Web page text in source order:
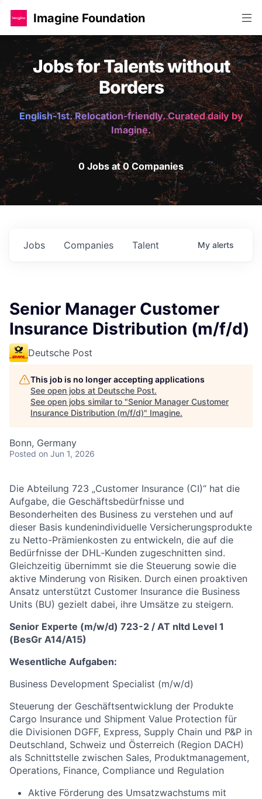
Imagine Foundation
Jobs for Talents without
Borders
English-1st. Relocation-friendly. Curated daily by
Imagine.
0 Jobs at 0 Companies
Jobs Companies Talent My alerts
Senior Manager Customer
Insurance Distribution (m/f/d)
Deutsche Post
This job is no longer accepting applications
See open jobs at Deutsche Post.
See open jobs similar to "Senior Manager Customer
Insurance Distribution (m/f/d)" Imagine.
Bonn, Germany
Posted on Jun 1, 2026
Die Abteilung 723 „Customer Insurance (CI)“ hat die
Aufgabe, die Geschäftsbedürfnisse und
Besonderheiten des Business zu verstehen und auf
dieser Basis kundenindividuelle Versicherungsprodukte
zu Netto-Prämienkosten zu entwickeln, die auf die
Bedürfnisse der DHL‑Kunden zugeschnitten sind.
Gleichzeitig übernimmt sie die Steuerung sowie die
aktive Minderung von Risiken. Durch einen proaktiven
Ansatz unterstützt Customer Insurance die Business
Units (BU) gezielt dabei, ihre Umsätze zu steigern.
Senior Experte (m/w/d) 723-2 / AT nltd Level 1
(BesGr A14/A15)
Wesentliche Aufgaben:
Business Development Specialist (m/w/d)
Steuerung der Geschäftsentwicklung der Produkte
Cargo Insurance und Shipment Value Protection für
die Divisionen DGFF, Express, Supply Chain und P&P in
Deutschland, Schweiz und Österreich (Region DACH)
als Schnittstelle zwischen Sales, Produktmanagement,
Operations, Finance, Compliance und Regulation
Aktive Förderung des Umsatzwachstums mit